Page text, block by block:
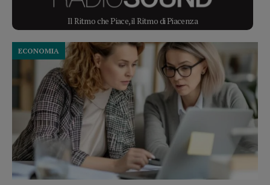
Il Ritmo che Piace, il Ritmo di Piacenza
ECONOMIA